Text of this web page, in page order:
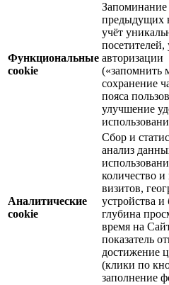
Функциональные
cookie
Запоминание
предыдущих
учёт
авторизации
(«запомнить
сохранение
пояса
улучшение
Аналитические
cookie
Сбор и
анализ
количество
визитов,
устройства и
глубина
время на
показатель
достижение
(клики по
заполнение